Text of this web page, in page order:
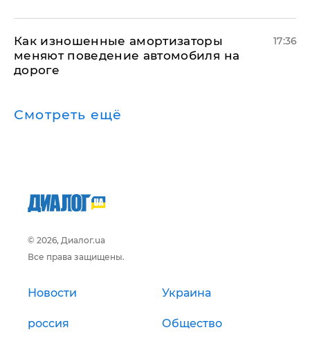
Как изношенные амортизаторы
меняют поведение автомобиля на
дороге
17:36
Смотреть ещё
© 2026, Диалог.ua
Все права защищены.
Новости Украина
россия Общество